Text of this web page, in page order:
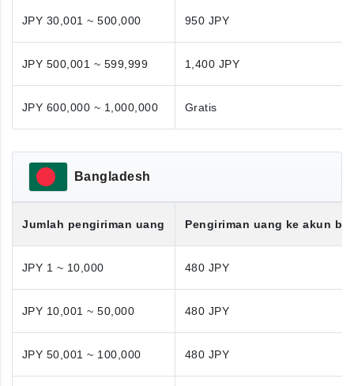
JPY 30,001 ~ 500,000 950 JPY
JPY 500,001 ~ 599,999 1,400 JPY
JPY 600,000 ~ 1,000,000 Gratis
Bangladesh
Jumlah pengiriman uang Pengiriman uang ke akun
JPY 1 ~ 10,000 480 JPY
JPY 10,001 ~ 50,000 480 JPY
JPY 50,001 ~ 100,000 480 JPY